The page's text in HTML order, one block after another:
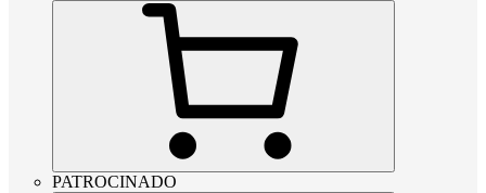
PATROCINADO